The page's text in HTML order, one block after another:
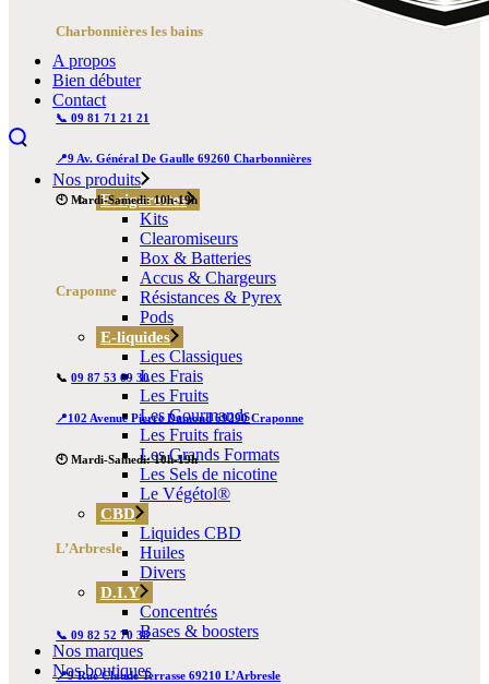
A propos
Bien débuter
Contact
Nos produits
E-cigarettes
Kits
Clearomiseurs
Box & Batteries
Accus & Chargeurs
Résistances & Pyrex
Pods
E-liquides
Les Classiques
Les Frais
Les Fruits
Les Gourmands
Les Fruits frais
Les Grands Formats
Les Sels de nicotine
Le Végétol®
CBD
Liquides CBD
Huiles
Divers
D.I.Y
Concentrés
Bases & boosters
Nos marques
Nos boutiques
Charbonnières les bains
📞 09 81 71 21 21
📍9 Av. Général De Gaulle 69260 Charbonnières
🕙 Mardi-Samedi: 10h-19h
Craponne
📞09 87 53 69 30
📍102 Avenue Pierre Dumond 69290 Craponne
🕙 Mardi-Samedi: 10h-19h
L’Arbresle
📞 09 82 52 70 38
📍9 Rue Claude Terrasse 69210 L’Arbresle